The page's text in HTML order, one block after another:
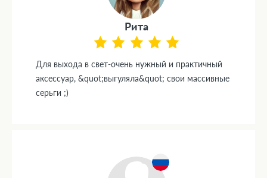
Рита
Для выхода в свет-очень нужный и практичный
аксессуар, &quot;выгуляла&quot; свои массивные
серьги ;)